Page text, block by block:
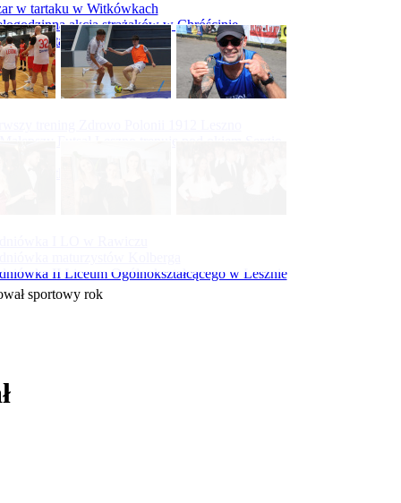
w tartaku w Witkówkach
akcja strażaków w Chróścinie
hali tartaku w Racocie
II Liceum Ogólnokształcącego w Lesznie
sportowy rok